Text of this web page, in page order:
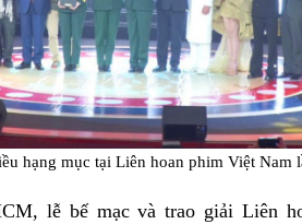
hạng mục tại Liên hoan phim Việt Nam
lễ bế mạc và trao giải Liên